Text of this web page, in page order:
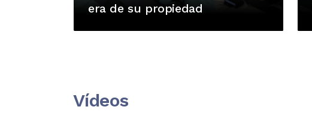
era de su propiedad
Vídeos